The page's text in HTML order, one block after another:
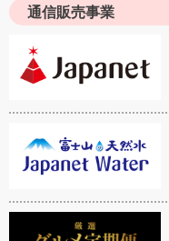
通信販売事業